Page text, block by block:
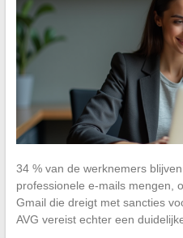
34 % van de werknemers
professionele e-mails mengen,
Gmail die dreigt met sancties
AVG vereist echter een